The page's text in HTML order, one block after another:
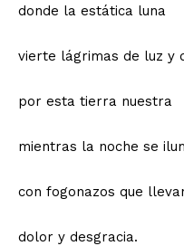
donde la estática luna
vierte lágrimas de luz y
por esta tierra nuestra
mientras la noche se
con fogonazos que
dolor y desgracia.